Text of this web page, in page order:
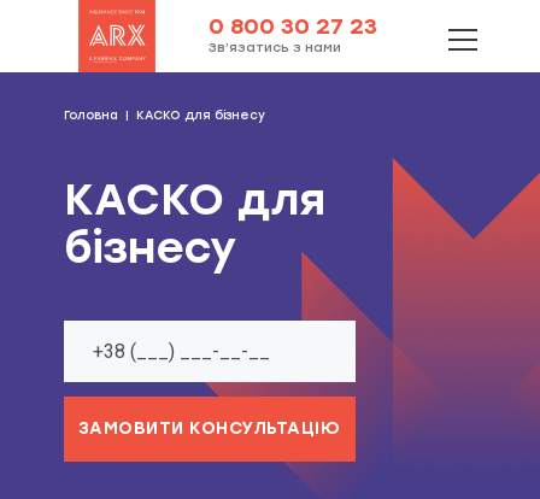
0 800 30 27 23
Зв’язатись з нами
Головна КАСКО для бізнесу
КАСКО для
бізнесу
ЗАМОВИТИ КОНСУЛЬТАЦІЮ